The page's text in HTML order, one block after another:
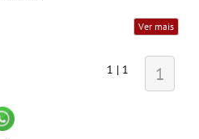
Ver mais
1 | 1 1